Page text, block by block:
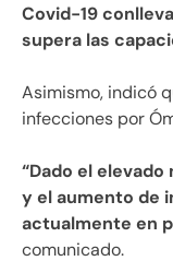
Covid-19
supera las
Asimismo, indicó
infecciones por
“Dado el
y el aumento de
actualmente en
comunicado.